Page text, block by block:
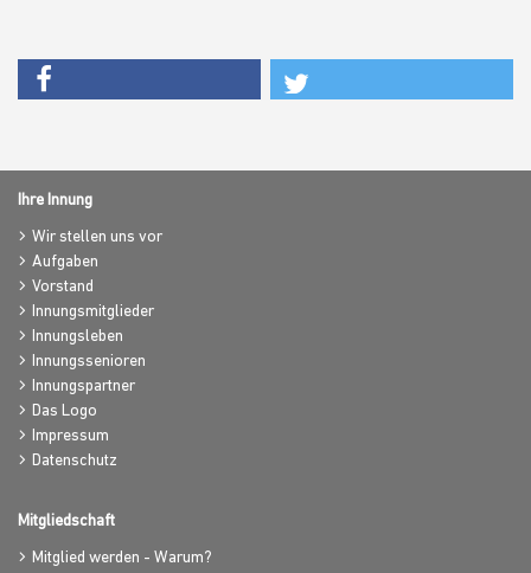
Ihre Innung
Wir stellen uns vor
Aufgaben
Vorstand
Innungsmitglieder
Innungsleben
Innungssenioren
Innungspartner
Das Logo
Impressum
Datenschutz
Mitgliedschaft
Mitglied werden - Warum?